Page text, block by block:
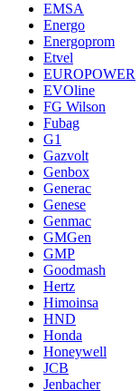
EMSA
Energo
Energoprom
Etvel
EUROPOWER
EVOline
FG Wilson
Fubag
G1
Gazvolt
Genbox
Generac
Genese
Genmac
GMGen
GMP
Goodmash
Hertz
Himoinsa
HND
Honda
Honeywell
JCB
Jenbacher